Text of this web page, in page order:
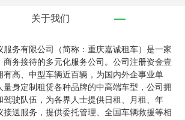
关于我们
服务有限公司（简称：重庆嘉诚租车）是一家
商务接待的多元化服务公司。公司注册资金壹
有高、中型车辆近百辆，为国内外企事业单
量身定制租赁各种品牌的中高端车型，公司拥
驾驶队伍，为各界人士提供日租、月租、年
接送服务，提供委托管理、全国车辆救援等相